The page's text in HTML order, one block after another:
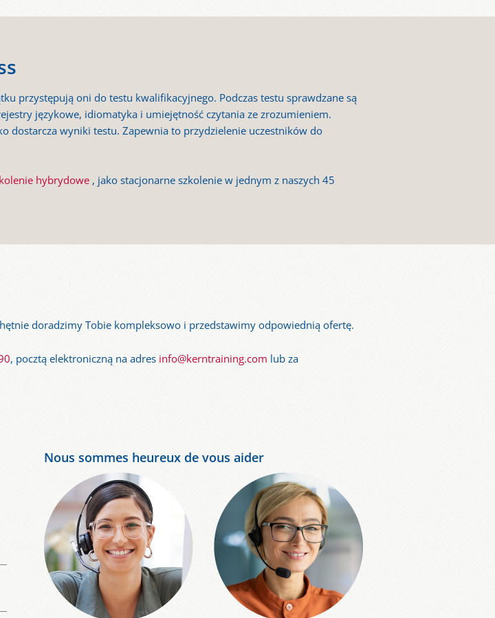
przystępują oni do testu kwalifikacyjnego. Podczas testu sprawdzane są
językowe, idiomatyka i umiejętność czytania ze zrozumieniem.
dostarcza wyniki testu. Zapewnia to przydzielenie uczestników do
hybrydowe , jako stacjonarne szkolenie w jednym z naszych 45
doradzimy Tobie kompleksowo i przedstawimy odpowiednią ofertę.
, pocztą elektroniczną na adres info@kerntraining.com lub za
Nous sommes heureux de vous aider